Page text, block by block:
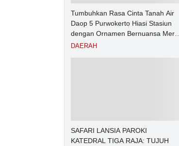
Tumbuhkan Rasa Cinta Tanah Air
Daop 5 Purwokerto Hiasi Stasiun
dengan Ornamen Bernuansa Merah
Putih
DAERAH
SAFARI LANSIA PAROKI
KATEDRAL TIGA RAJA: TUJUH